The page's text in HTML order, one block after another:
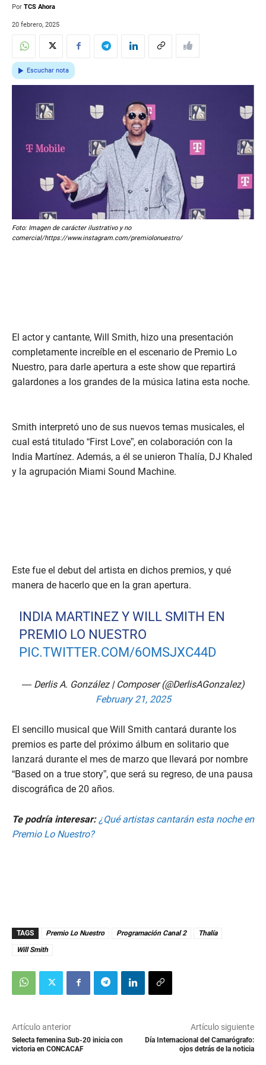
Por TCS Ahora
20 febrero, 2025
Escuchar nota
Foto: Imagen de carácter ilustrativo y no
comercial/https://www.instagram.com/premiolonuestro/
El actor y cantante, Will Smith, hizo una presentación
completamente increíble en el escenario de Premio Lo
Nuestro, para darle apertura a este show que repartirá
galardones a los grandes de la música latina esta noche.
Smith interpretó uno de sus nuevos temas musicales, el
cual está titulado “First Love”, en colaboración con la
India Martínez. Además, a él se unieron Thalía, DJ Khaled
y la agrupación Miami Sound Machine.
Este fue el debut del artista en dichos premios, y qué
manera de hacerlo que en la gran apertura.
INDIA MARTINEZ Y WILL SMITH EN
PREMIO LO NUESTRO
PIC.TWITTER.COM/6OMSJXC44D
— Derlis A. González | Composer (@DerlisAGonzalez)
February 21, 2025
El sencillo musical que Will Smith cantará durante los
premios es parte del próximo álbum en solitario que
lanzará durante el mes de marzo que llevará por nombre
“Based on a true story”, que será su regreso, de una pausa
discográfica de 20 años.
Te podría interesar: ¿Qué artistas cantarán esta noche en
Premio Lo Nuestro?
TAGS Premio Lo Nuestro Programación Canal 2
Thalía
Will Smith
Artículo anterior
Selecta femenina Sub-20 inicia con
victoria en CONCACAF
Artículo siguiente
Día Internacional del Camarógrafo:
ojos detrás de la noticia